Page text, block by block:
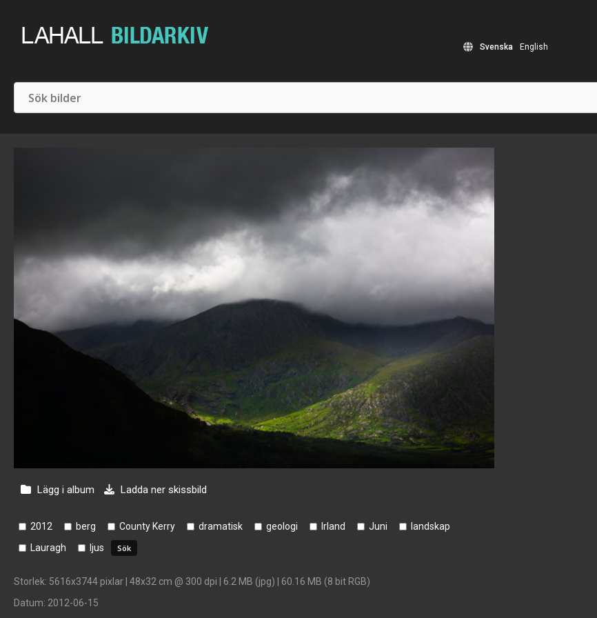
Svenska English
Lägg i album Ladda ner skissbild
2012 berg County Kerry dramatisk geologi Irland Juni
landskap
Lauragh
ljus
Storlek: 5616x3744 pixlar | 48x32 cm @ 300 dpi | 6.2 MB (jpg) | 60.16 MB (8 bit RGB)
Datum: 2012-06-15